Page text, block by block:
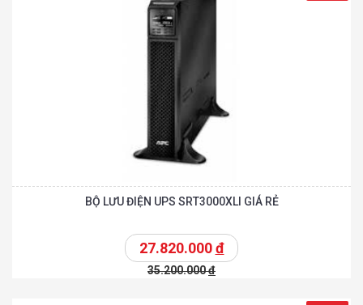
BỘ LƯU ĐIỆN UPS SRT3000XLI GIÁ RẺ
27.820.000đ
35.200.000đ